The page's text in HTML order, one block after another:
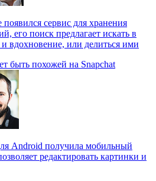
сервис для хранения
его поиск предлагает искать в
вдохновение, или делиться ими
быть похожей на Snapchat
Android получила мобильный
редактировать картинки и